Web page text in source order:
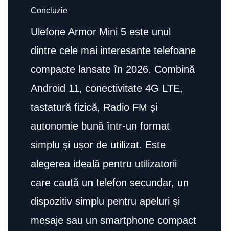
Concluzie
Ulefone Armor Mini 5 este unul
dintre cele mai interesante telefoane
compacte lansate în 2026. Combină
Android 11, conectivitate 4G LTE,
tastatură fizică, Radio FM și
autonomie bună într-un format
simplu și ușor de utilizat. Este
alegerea ideală pentru utilizatorii
care caută un telefon secundar, un
dispozitiv simplu pentru apeluri și
mesaje sau un smartphone compact